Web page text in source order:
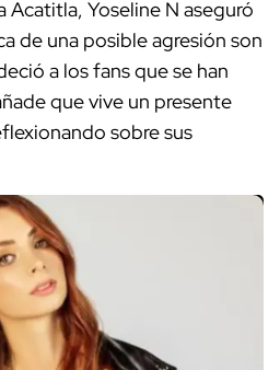
Acatitla, Yoseline N aseguró
de una posible agresión son
a los fans que se han
que vive un presente
sobre sus